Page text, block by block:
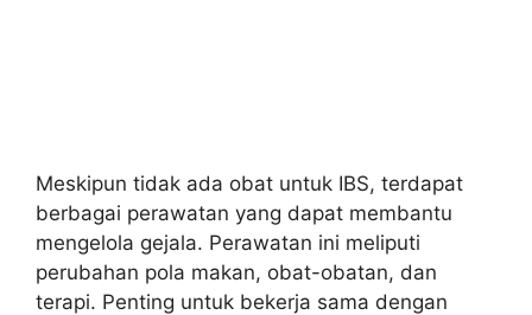
Meskipun tidak ada obat untuk IBS, terdapat
berbagai perawatan yang dapat membantu
mengelola gejala. Perawatan ini meliputi
perubahan pola makan, obat-obatan, dan
terapi. Penting untuk bekerja sama dengan